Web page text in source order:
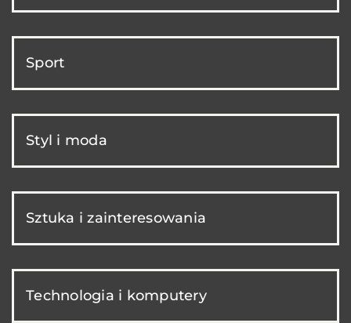
Sport
Styl i moda
Sztuka i zainteresowania
Technologia i komputery